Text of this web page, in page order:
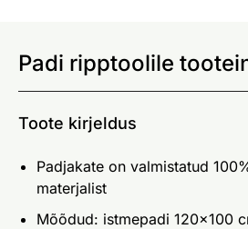
Padi ripptoolile
Toote kirjeldus
Padjakate on valmistatud
materjalist
Mõõdud: istmepadi 120x100